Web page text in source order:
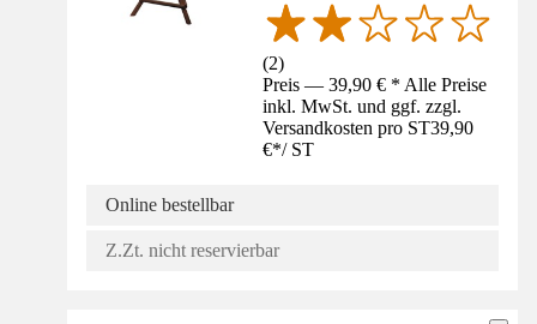
(2)
Preis — 39,90 € * Alle Preise
inkl. MwSt. und ggf. zzgl.
Versandkosten pro ST39,90
€*/ ST
Online bestellbar
Z.Zt. nicht reservierbar